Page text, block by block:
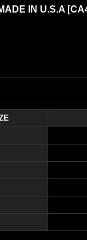
IN U.S.A [